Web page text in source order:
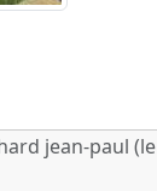
jean-paul (le